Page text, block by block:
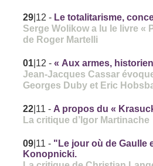
29 |12 - Le totalitarisme,
Serge Wolikow a lu le livre «
de Roger Martelli
01 |12 -« Aux armes,
Jean-Jacques Cassar
Georges Duby et Eric
22 |11 - A propos du «
La critique d’Igor Martinache
09 |11 - "Le jour où de Gaulle
Konopnicki.